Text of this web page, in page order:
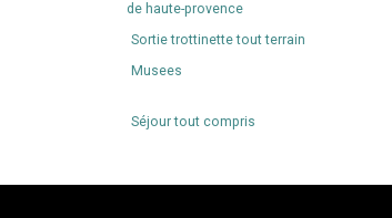
de haute-provence
Sortie trottinette tout terrain
Musees
Séjour tout compris